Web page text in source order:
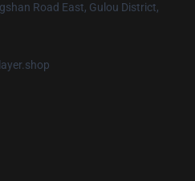
Road East, Gulou District,